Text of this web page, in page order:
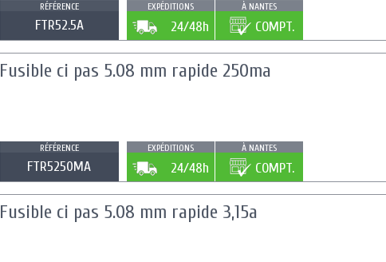
RÉFÉRENCE
FTR52.5A
EXPÉDITIONS
24/48h
À NANTES
COMPT.
Fusible ci pas 5.08 mm rapide 250ma
RÉFÉRENCE
FTR5250MA
EXPÉDITIONS
24/48h
À NANTES
COMPT.
Fusible ci pas 5.08 mm rapide 3,15a